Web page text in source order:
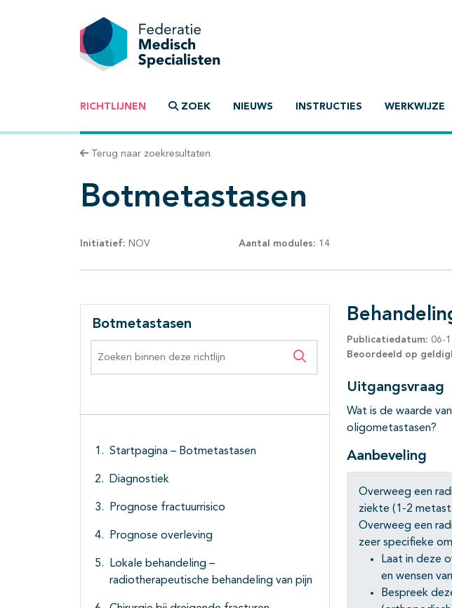
RICHTLIJNEN ZOEK NIEUWS INSTRUCTIES WERKWIJZE
Terug naar zoekresultaten
Botmetastasen
Initiatief: NOV Aantal modules: 14
Botmetastasen
Zoeken binnen deze
Startpagina – Botmetastasen
Diagnostiek
Prognose fractuurrisico
Prognose overleving
Lokale behandeling –
radiotherapeutische behandeling van pijn
Publicatiedatum: 06-
Beoordeeld op
Uitgangsvraag
Wat is de waarde
oligometastasen?
Aanbeveling
Overweeg een
ziekte (1-2
Overweeg een
zeer specifieke
Laat in deze
en wensen
Bespreek